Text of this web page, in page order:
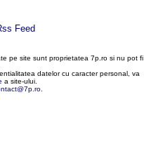
Feed
pe site sunt proprietatea 7p.ro si nu pot fi
datelor cu caracter personal, va
a site-ului.
.